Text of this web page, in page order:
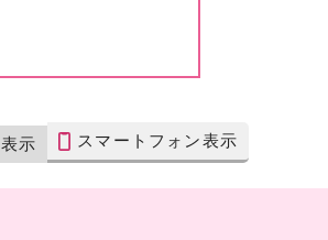
示 スマートフォン表示